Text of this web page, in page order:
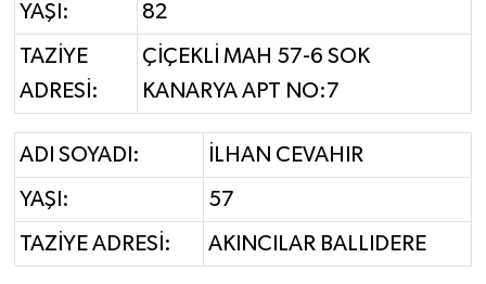
YAŞI: 82
TAZİYE
ADRESİ:
ÇİÇEKLİ MAH 57-6 SOK
KANARYA APT NO:7
ADI SOYADI: İLHAN CEVAHIR
YAŞI: 57
TAZİYE ADRESİ: AKINCILAR BALLIDERE